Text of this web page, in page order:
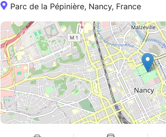
cancellation, so that as many students as
PLEASE READ THE FOLLOWING
• Arrive on time indicated on your ticket
• Bring your student card 2025/2026 or
• Bring your own bag
• If needed, you can collect a friend’s
card and their ticket
• If you can no longer attend, cancel your
the ticket)
Parc de la Pépinière, Nancy, France